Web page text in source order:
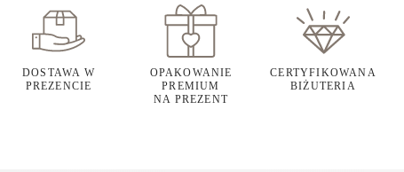
DOSTAWA W
PREZENCIE
OPAKOWANIE
PREMIUM
NA PREZENT
CERTYFIKOWANA
BIŻUTERIA